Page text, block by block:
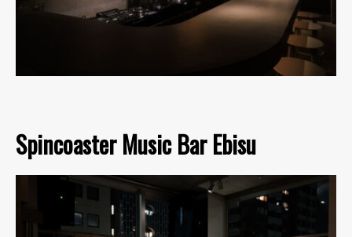
Spincoaster Music Bar Ebisu